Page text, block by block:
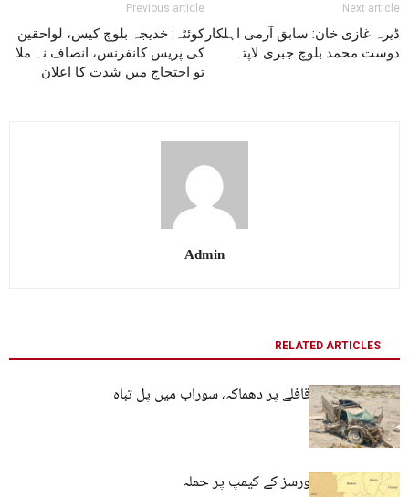
Previous article
کوئٹہ: خدیجہ بلوچ کیس، لواحقین
کی پریس کانفرنس، انصاف نہ ملا
تو احتجاج میں شدت کا اعلان
Next article
ڈیرہ غازی خان: سابق آرمی اہلکار
دوست محمد بلوچ جبری لاپتہ
Admin
RELATED ARTICLES
کیچ میں فوجی قافلے پر دھماکہ، سوراب میں پل تباہ
کیچ: پاکستانی فورسز کے کیمپ پر حملہ